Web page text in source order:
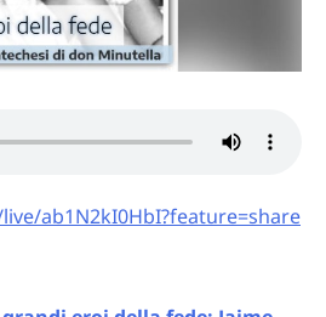
ab1N2kI0HbI?feature=share